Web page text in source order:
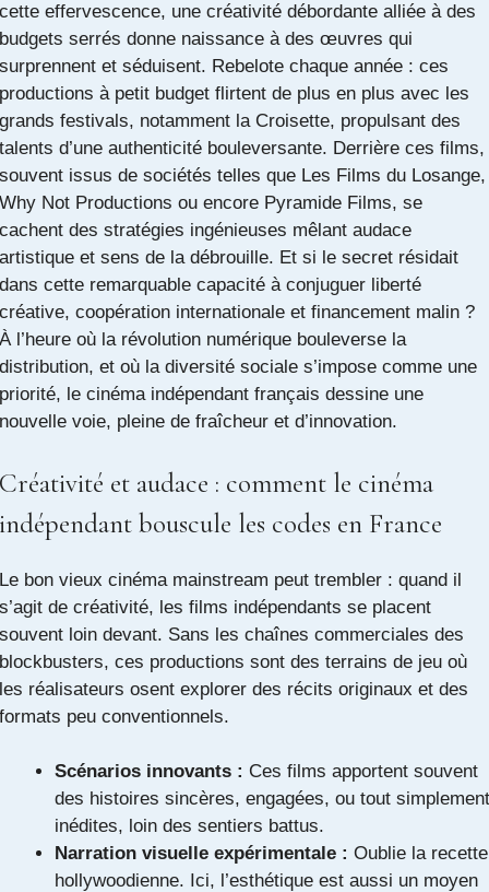
cette effervescence, une créativité débordante alliée à des
budgets serrés donne naissance à des œuvres qui
surprennent et séduisent. Rebelote chaque année : ces
productions à petit budget flirtent de plus en plus avec les
grands festivals, notamment la Croisette, propulsant des
talents d’une authenticité bouleversante. Derrière ces films,
souvent issus de sociétés telles que Les Films du Losange,
Why Not Productions ou encore Pyramide Films, se
cachent des stratégies ingénieuses mêlant audace
artistique et sens de la débrouille. Et si le secret résidait
dans cette remarquable capacité à conjuguer liberté
créative, coopération internationale et financement malin ?
À l’heure où la révolution numérique bouleverse la
distribution, et où la diversité sociale s’impose comme une
priorité, le cinéma indépendant français dessine une
nouvelle voie, pleine de fraîcheur et d’innovation.
Créativité et audace : comment le cinéma
indépendant bouscule les codes en France
Le bon vieux cinéma mainstream peut trembler : quand il
s’agit de créativité, les films indépendants se placent
souvent loin devant. Sans les chaînes commerciales des
blockbusters, ces productions sont des terrains de jeu où
les réalisateurs osent explorer des récits originaux et des
formats peu conventionnels.
Scénarios innovants : Ces films apportent souvent
des histoires sincères, engagées, ou tout simplement
inédites, loin des sentiers battus.
Narration visuelle expérimentale : Oublie la recette
hollywoodienne. Ici, l’esthétique est aussi un moyen